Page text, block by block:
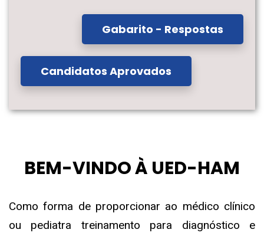
Gabarito - Respostas
Candidatos Aprovados
BEM-VINDO À UED-HAM
Como forma de proporcionar ao médico clínico
ou pediatra treinamento para diagnóstico e